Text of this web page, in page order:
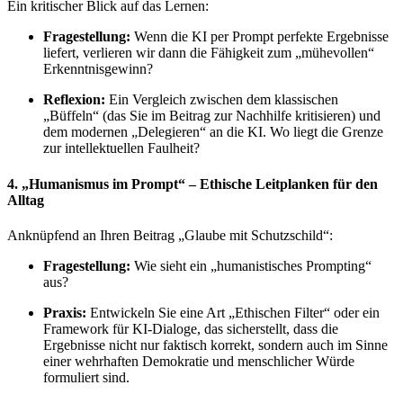
Ein kritischer Blick auf das Lernen:
Fragestellung: Wenn die KI per Prompt perfekte Ergebnisse
liefert, verlieren wir dann die Fähigkeit zum „mühevollen“
Erkenntnisgewinn?
Reflexion: Ein Vergleich zwischen dem klassischen
„Büffeln“ (das Sie im Beitrag zur Nachhilfe kritisieren) und
dem modernen „Delegieren“ an die KI. Wo liegt die Grenze
zur intellektuellen Faulheit?
4. „Humanismus im Prompt“ – Ethische Leitplanken für den
Alltag
Anknüpfend an Ihren Beitrag „Glaube mit Schutzschild“:
Fragestellung: Wie sieht ein „humanistisches Prompting“
aus?
Praxis: Entwickeln Sie eine Art „Ethischen Filter“ oder ein
Framework für KI-Dialoge, das sicherstellt, dass die
Ergebnisse nicht nur faktisch korrekt, sondern auch im Sinne
einer wehrhaften Demokratie und menschlicher Würde
formuliert sind.